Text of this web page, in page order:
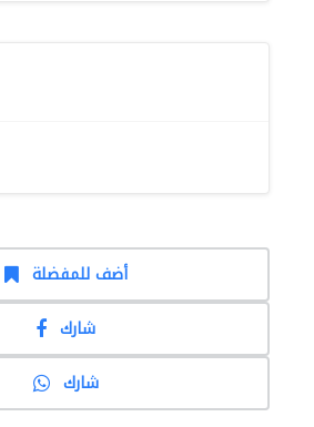
أضف للمفضلة
شارك
شارك